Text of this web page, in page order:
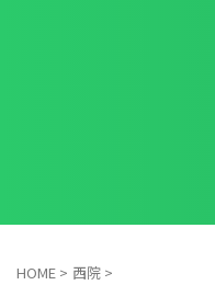
HOME > 西院 >